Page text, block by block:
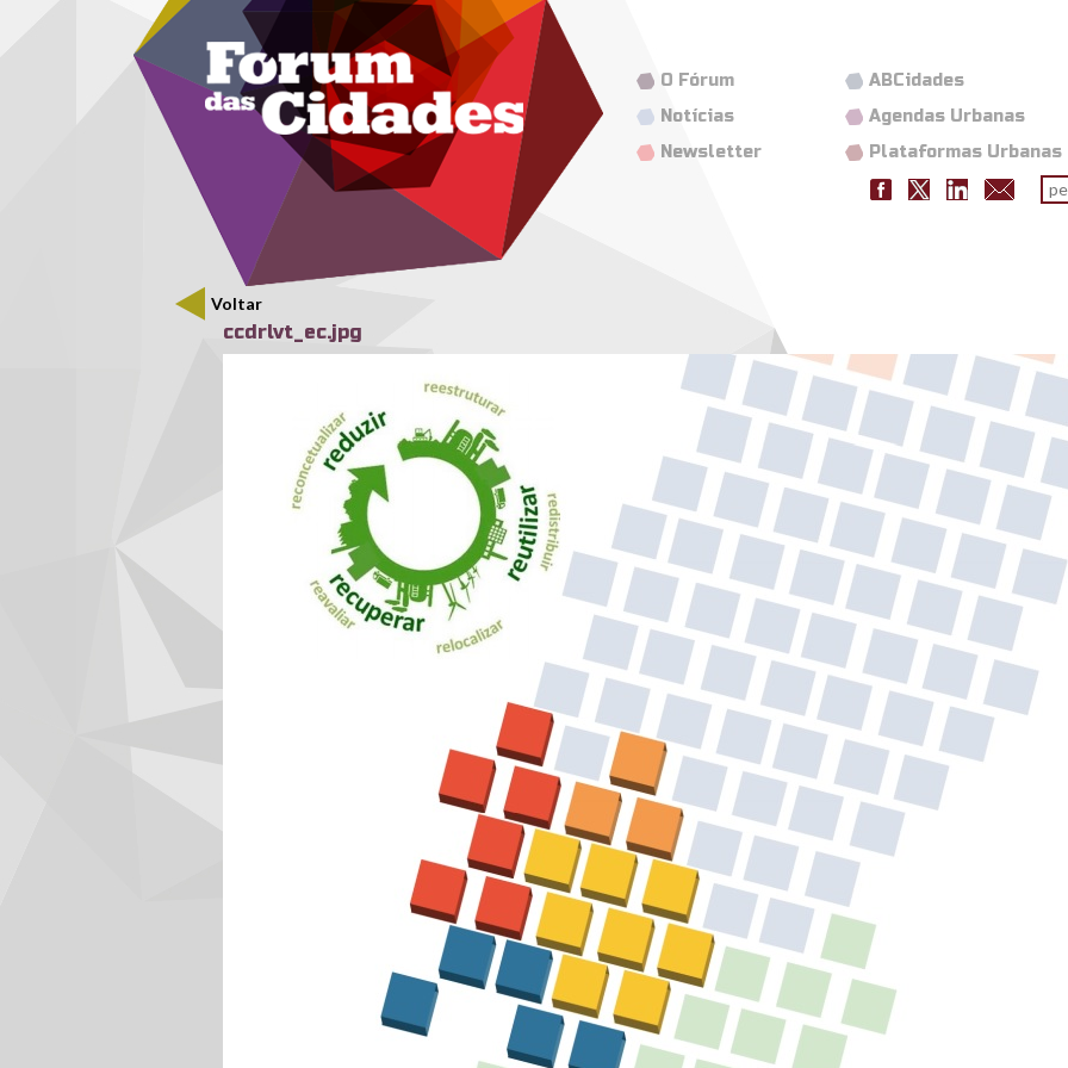
Passar para o conteúdo principalMenu secundário
ABCidades
Agendas Urbanas
Plataformas Urbanas
O Fórum
Notícias
Newsletter
Voltar
ccdrlvt_ec.jpg